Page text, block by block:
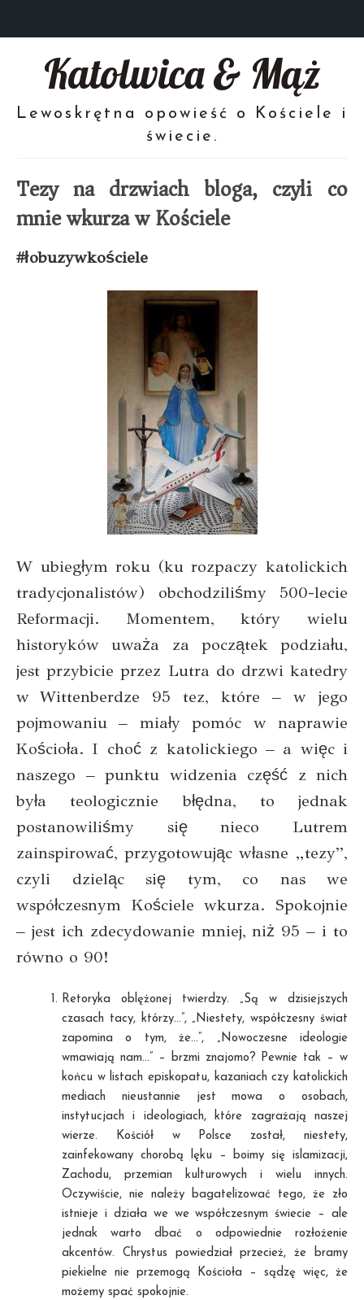
Katolwica & Mąż
Lewoskrętna opowieść o Kościele i
świecie.
Tezy na drzwiach bloga, czyli co
mnie wkurza w Kościele
#łobuzywkościele
W ubiegłym roku (ku rozpaczy katolickich
tradycjonalistów) obchodziliśmy 500-lecie
Reformacji. Momentem, który wielu
historyków uważa za początek podziału,
jest przybicie przez Lutra do drzwi katedry
w Wittenberdze 95 tez, które – w jego
pojmowaniu – miały pomóc w naprawie
Kościoła. I choć z katolickiego – a więc i
naszego – punktu widzenia część z nich
była teologicznie błędna, to jednak
postanowiliśmy się nieco Lutrem
zainspirować, przygotowując własne „tezy”,
czyli dzieląc się tym, co nas we
współczesnym Kościele wkurza. Spokojnie
– jest ich zdecydowanie mniej, niż 95 – i to
równo o 90!
Retoryka oblężonej twierdzy. „Są w dzisiejszych
czasach tacy, którzy…”, „Niestety, współczesny świat
zapomina o tym, że…”, „Nowoczesne ideologie
wmawiają nam…” – brzmi znajomo? Pewnie tak – w
końcu w listach episkopatu, kazaniach czy katolickich
mediach nieustannie jest mowa o osobach,
instytucjach i ideologiach, które zagrażają naszej
wierze. Kościół w Polsce został, niestety,
zainfekowany chorobą lęku – boimy się islamizacji,
Zachodu, przemian kulturowych i wielu innych.
Oczywiście, nie należy bagatelizować tego, że zło
istnieje i działa we we współczesnym świecie – ale
jednak warto dbać o odpowiednie rozłożenie
akcentów. Chrystus powiedział przecież, że bramy
piekielne nie przemogą Kościoła – sądzę więc, że
możemy spać spokojnie.